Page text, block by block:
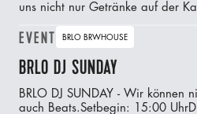
uns nicht nur Getränke auf der
EVENT BRLO BRWHOUSE
BRLO DJ SUNDAY
BRLO DJ SUNDAY - Wir können
auch Beats.‍Setbegin: 15:00